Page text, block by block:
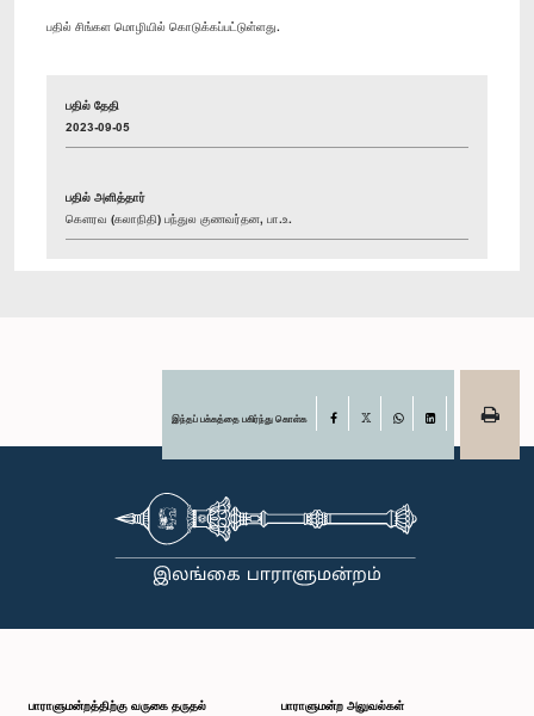
பதில் சிங்கள மொழியில் கொடுக்கப்பட்டுள்ளது.
பதில் தேதி
2023-09-05
பதில் அளித்தார்
கௌரவ (கலாநிதி) பந்துல குணவர்தன, பா.உ.
இந்தப் பக்கத்தை பகிர்ந்து கொள்க Facebook
பாராளுமன்றத்திற்கு வருகை தருதல் பாராளுமன்ற அலுவல்கள்